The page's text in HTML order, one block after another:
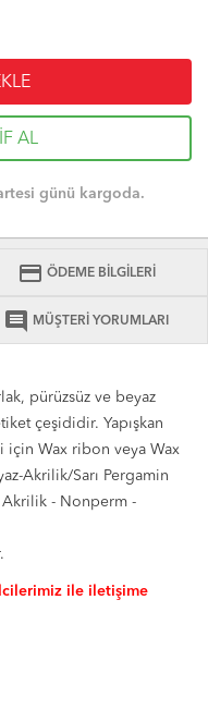
AL
günü kargoda.
credit_card ÖDEME BİLGİLERİ
comment MÜŞTERİ YORUMLARI
pürüzsüz ve beyaz
çeşididir. Yapışkan
için Wax ribon veya Wax
Akrilik/Sarı Pergamin
Akrilik - Nonperm -
ile iletişime